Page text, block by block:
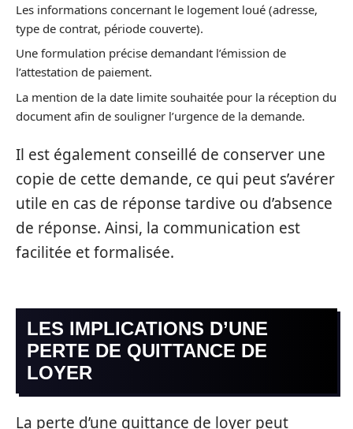
Les informations concernant le logement loué (adresse,
type de contrat, période couverte).
Une formulation précise demandant l’émission de
l’attestation de paiement.
La mention de la date limite souhaitée pour la réception du
document afin de souligner l’urgence de la demande.
Il est également conseillé de conserver une
copie de cette demande, ce qui peut s’avérer
utile en cas de réponse tardive ou d’absence
de réponse. Ainsi, la communication est
facilitée et formalisée.
LES IMPLICATIONS D’UNE
PERTE DE QUITTANCE DE
LOYER
La perte d’une quittance de loyer peut